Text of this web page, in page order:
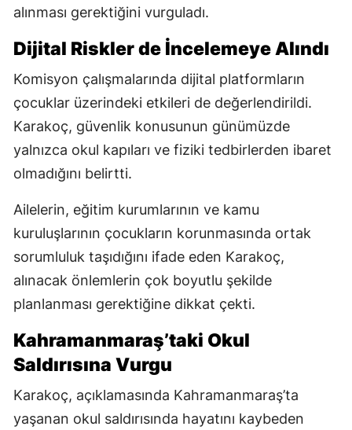
alınması gerektiğini vurguladı.
Dijital Riskler de İncelemeye Alındı
Komisyon çalışmalarında dijital platformların
çocuklar üzerindeki etkileri de değerlendirildi.
Karakoç, güvenlik konusunun günümüzde
yalnızca okul kapıları ve fiziki tedbirlerden ibaret
olmadığını belirtti.
Ailelerin, eğitim kurumlarının ve kamu
kuruluşlarının çocukların korunmasında ortak
sorumluluk taşıdığını ifade eden Karakoç,
alınacak önlemlerin çok boyutlu şekilde
planlanması gerektiğine dikkat çekti.
Kahramanmaraş’taki Okul
Saldırısına Vurgu
Karakoç, açıklamasında Kahramanmaraş’ta
yaşanan okul saldırısında hayatını kaybeden